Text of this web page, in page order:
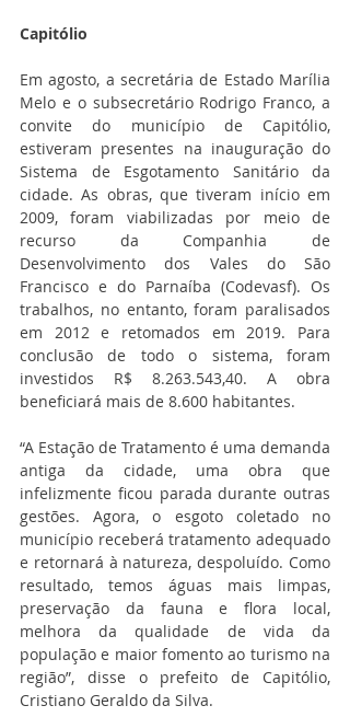
Capitólio
Em agosto, a secretária de Estado Marília
Melo e o subsecretário Rodrigo Franco, a
convite do município de Capitólio,
estiveram presentes na inauguração do
Sistema de Esgotamento Sanitário da
cidade. As obras, que tiveram início em
2009, foram viabilizadas por meio de
recurso da Companhia de
Desenvolvimento dos Vales do São
Francisco e do Parnaíba (Codevasf). Os
trabalhos, no entanto, foram paralisados
em 2012 e retomados em 2019. Para
conclusão de todo o sistema, foram
investidos R$ 8.263.543,40. A obra
beneficiará mais de 8.600 habitantes.
“A Estação de Tratamento é uma demanda
antiga da cidade, uma obra que
infelizmente ficou parada durante outras
gestões. Agora, o esgoto coletado no
município receberá tratamento adequado
e retornará à natureza, despoluído. Como
resultado, temos águas mais limpas,
preservação da fauna e flora local,
melhora da qualidade de vida da
população e maior fomento ao turismo na
região”, disse o prefeito de Capitólio,
Cristiano Geraldo da Silva.